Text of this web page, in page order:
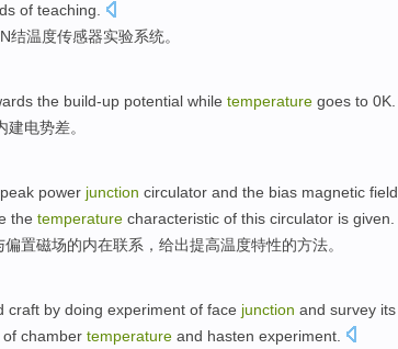
of teaching
结温度传感器实验系统。
the build-up potential while temperature goes to 0K
建电势差。
peak power junction circulator and the bias magnetic field
the temperature characteristic of this circulator is given
偏置磁场的内在联系 ， 给出提高温度特性的方法。
craft by doing experiment of face junction and survey its
of chamber temperature and hasten experiment.